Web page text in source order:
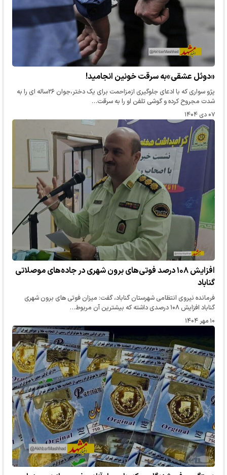
«دوئل عشقی»به سرقت خونین انجامید!
پژو سواری که با ادعای جلوگیری ازمزاحمت برای یک دختر،جوان ۲۶ساله ای را به
شدت مجروح کرده و گوشی تلفن او را به سرقت…
۰۷ دی ۱۴۰۴
افزایش ۱۰۸ درصد فوتی‌های برون شهری در جاده‌های موصلاتی
گناباد
فرمانده نیروی انتظامی شهرستان گناباد، گفت: میزان فوتی های برون شهری
گناباد افزایش ۱۰۸ درصدی داشته که بیشترین آن مربوط…
۱۰ مهر ۱۴۰۴